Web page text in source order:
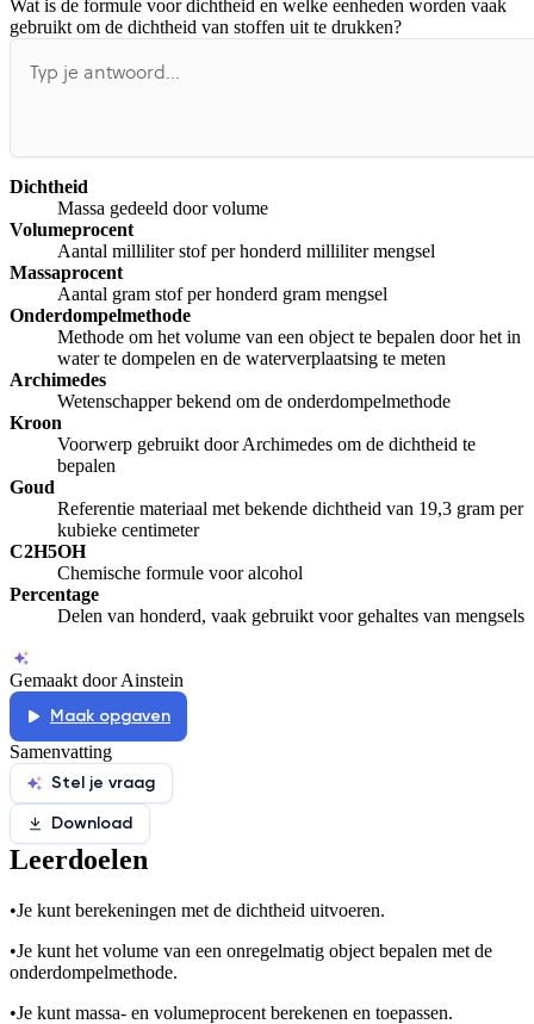
Afspelen werkte niet
Iets anders
Wat is de formule voor dichtheid en welke eenheden worden vaak
gebruikt om de dichtheid van stoffen uit te drukken?
Dichtheid
Massa gedeeld door volume
Volumeprocent
Aantal milliliter stof per honderd milliliter mengsel
Massaprocent
Aantal gram stof per honderd gram mengsel
Onderdompelmethode
Methode om het volume van een object te bepalen door het in
water te dompelen en de waterverplaatsing te meten
Archimedes
Wetenschapper bekend om de onderdompelmethode
Kroon
Voorwerp gebruikt door Archimedes om de dichtheid te
bepalen
Goud
Referentie materiaal met bekende dichtheid van 19,3 gram per
kubieke centimeter
C2H5OH
Chemische formule voor alcohol
Percentage
Delen van honderd, vaak gebruikt voor gehaltes van mengsels
Gemaakt door Ainstein
Maak opgaven
Samenvatting
Stel je vraag
Download
Leerdoelen
•Je kunt berekeningen met de dichtheid uitvoeren.
•Je kunt het volume van een onregelmatig object bepalen met de
onderdompelmethode.
•Je kunt massa- en volumeprocent berekenen en toepassen.